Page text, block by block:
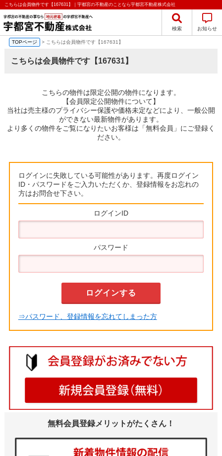
こちらは会員物件です【167631】｜宇都宮の不動産のことなら宇都宮不動産株式会社
検索 お知らせ
TOPページ > こちらは会員物件です【167631】
こちらは会員物件です【167631】
こちらの物件は限定公開の物件になります。
【会員限定公開物件について】
当社は売主様のプライバシー保護や価格未定などにより、一般公開
ができない最新物件があります。
より多くの物件をご覧になりたいお客様は「無料会員」にご登録く
ださい。
ログインに失敗している可能性があります。再度ログイン
ID・パスワードをご入力いただくか、登録情報をお忘れの
方はお問合せ下さい。
ログインID
パスワード
⇒パスワード、登録情報を忘れてしまった方
無料会員登録メリットがたくさん！